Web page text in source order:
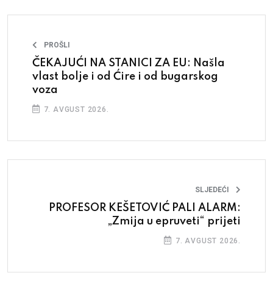
PROŠLI
ČEKAJUĆI NA STANICI ZA EU: Našla
vlast bolje i od Ćire i od bugarskog
voza
7. AVGUST 2026.
SLJEDEĆI
PROFESOR KEŠETOVIĆ PALI ALARM:
„Zmija u epruveti“ prijeti
7. AVGUST 2026.